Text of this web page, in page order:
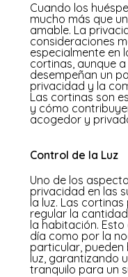
Cuando los
mucho más que
amable. La
consideraciones
especialmente en
cortinas, aunque
desempeñan un
privacidad y la
Las cortinas son
y cómo
acogedor y
Control de la Luz
Uno de los
privacidad en las
la luz. Las
regular la
la habitación.
día como por la
particular,
luz, garantizando
tranquilo para un